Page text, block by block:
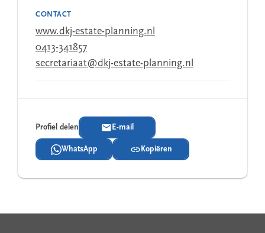
CONTACT
www.dkj-estate-planning.nl
0413-341857
secretariaat@dkj-estate-planning.nl
Profiel delen E-mail
WhatsApp Kopiëren